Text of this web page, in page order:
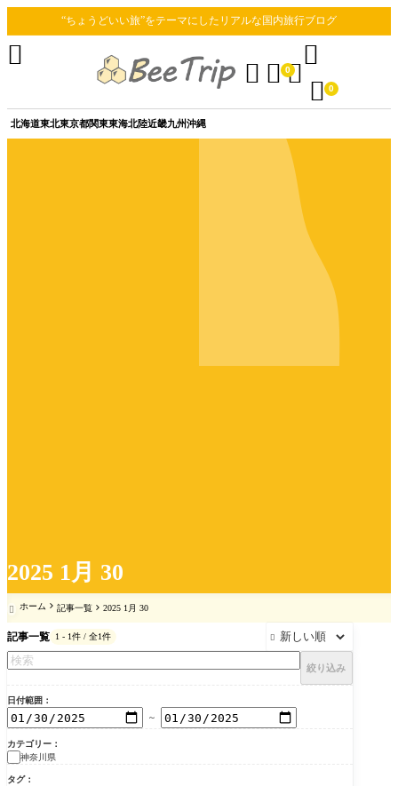
2025 1月 30
“ちょうどいい旅”をテーマにしたリアルな国内旅行ブログ
北海道東北東京都関東東海北陸近畿九州沖縄
  0

 0

 ホーム 記事一覧 2025 1月 30
記事一覧 1 - 1件 / 全1件 
絞り込み
日付範囲
～
カテゴリー
神奈川県
タグ